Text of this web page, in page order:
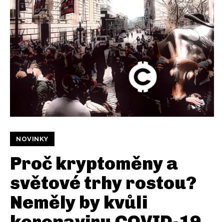
NOVINKY
Proč kryptoměny a
světové trhy rostou?
Neměly by kvůli